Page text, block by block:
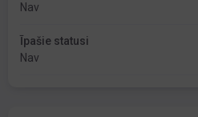
Nav
Īpašie statusi
Nav